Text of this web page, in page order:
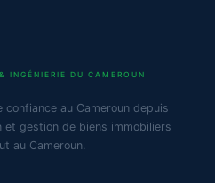
INGÉNIERIE DU CAMEROUN
au Cameroun depuis
gestion de biens immobiliers
au Cameroun.